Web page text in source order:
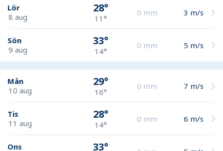
Lör
8 aug
28°
11°
0 mm 3 m/s
Sön
9 aug
33°
14°
0 mm 5 m/s
Mån
10 aug
29°
16°
0 mm 7 m/s
Tis
11 aug
28°
14°
0 mm 6 m/s
Ons
33°